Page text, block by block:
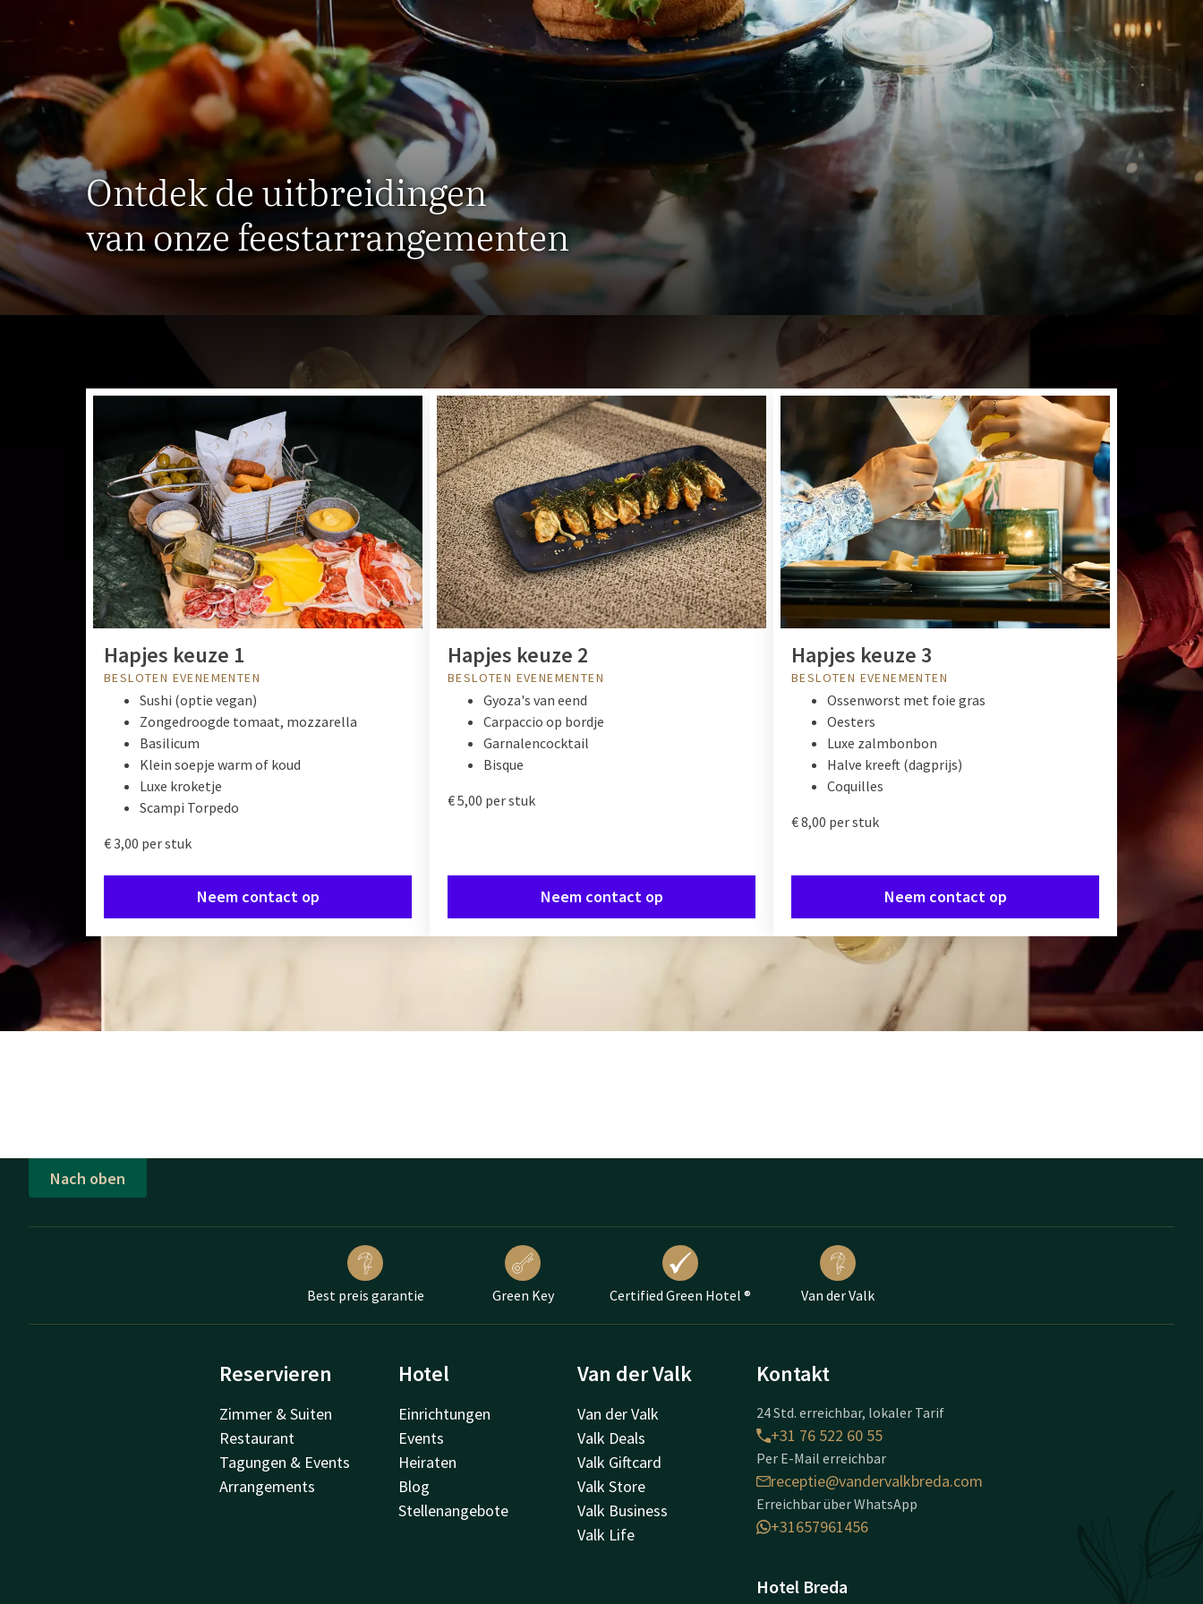
Ontdek de uitbreidingen
van onze feestarrangementen
BIJ VAN DER VALK HOTEL BREDA
Hapjes keuze 1
BESLOTEN EVENEMENTEN
Sushi (optie vegan)
Zongedroogde tomaat, mozzarella
Basilicum
Klein soepje warm of koud
Luxe kroketje
Scampi Torpedo
€ 3,00 per stuk
Neem contact op
Hapjes keuze 2
BESLOTEN EVENEMENTEN
Gyoza's van eend
Carpaccio op bordje
Garnalencocktail
Bisque
€ 5,00 per stuk
Neem contact op
Hapjes keuze 3
BESLOTEN EVENEMENTEN
Ossenworst met foie gras
Oesters
Luxe zalmbonbon
Halve kreeft (dagprijs)
Coquilles
€ 8,00 per stuk
Neem contact op
Nach oben
Best preis garantie Green Key Certified Green Hotel ® Van der Valk
Reservieren
Zimmer & Suiten
Restaurant
Tagungen & Events
Arrangements
Hotel
Einrichtungen
Events
Heiraten
Blog
Stellenangebote
Van der Valk
Van der Valk
Valk Deals
Valk Giftcard
Valk Store
Valk Business
Valk Life
Kontakt
24 Std. erreichbar, lokaler Tarif
+31 76 522 60 55
Per E-Mail erreichbar
receptie@vandervalkbreda.com
Erreichbar über WhatsApp
+31657961456
Hotel Breda